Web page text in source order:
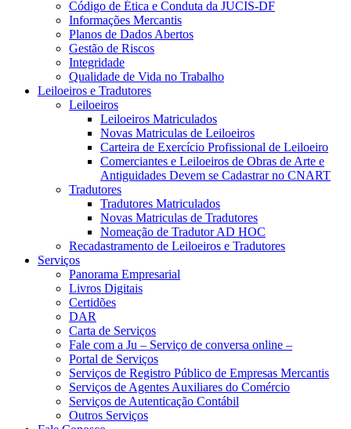
Código de Ética e Conduta da JUCIS-DF
Informações Mercantis
Planos de Dados Abertos
Gestão de Riscos
Integridade
Qualidade de Vida no Trabalho
Leiloeiros e Tradutores
Leiloeiros
Leiloeiros Matriculados
Novas Matriculas de Leiloeiros
Carteira de Exercício Profissional de Leiloeiro
Comerciantes e Leiloeiros de Obras de Arte e
Antiguidades Devem se Cadastrar no CNART
Tradutores
Tradutores Matriculados
Novas Matriculas de Tradutores
Nomeação de Tradutor AD HOC
Recadastramento de Leiloeiros e Tradutores
Serviços
Panorama Empresarial
Livros Digitais
Certidões
DAR
Carta de Serviços
Fale com a Ju – Serviço de conversa online –
Portal de Serviços
Serviços de Registro Público de Empresas Mercantis
Serviços de Agentes Auxiliares do Comércio
Serviços de Autenticação Contábil
Outros Serviços